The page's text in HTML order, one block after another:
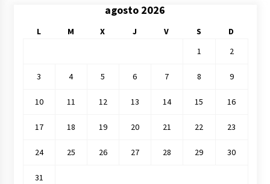
agosto 2026
L M X J V S
D
1
2
3 4 5 6 7 8 9
10 11 12 13 14 15 16
17 18 19 20 21 22 23
24 25 26 27 28 29 30
31